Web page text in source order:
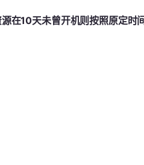
在10天未曾开机则按照原定时